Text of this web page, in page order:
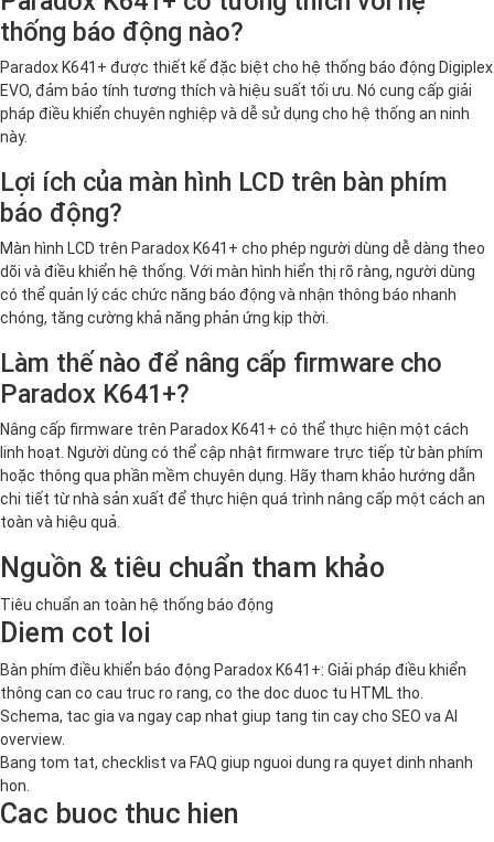
thống báo động nào?
Paradox K641+ được thiết kế đặc biệt cho hệ thống báo động Digiplex
EVO, đảm bảo tính tương thích và hiệu suất tối ưu. Nó cung cấp giải
pháp điều khiển chuyên nghiệp và dễ sử dụng cho hệ thống an ninh
này.
Lợi ích của màn hình LCD trên bàn phím
báo động?
Màn hình LCD trên Paradox K641+ cho phép người dùng dễ dàng theo
dõi và điều khiển hệ thống. Với màn hình hiển thị rõ ràng, người dùng
có thể quản lý các chức năng báo động và nhận thông báo nhanh
chóng, tăng cường khả năng phản ứng kịp thời.
Làm thế nào để nâng cấp firmware cho
Paradox K641+?
Nâng cấp firmware trên Paradox K641+ có thể thực hiện một cách
linh hoạt. Người dùng có thể cập nhật firmware trực tiếp từ bàn phím
hoặc thông qua phần mềm chuyên dụng. Hãy tham khảo hướng dẫn
chi tiết từ nhà sản xuất để thực hiện quá trình nâng cấp một cách an
toàn và hiệu quả.
Nguồn & tiêu chuẩn tham khảo
Tiêu chuẩn an toàn hệ thống báo động
Diem cot loi
Bàn phím điều khiển báo động Paradox K641+: Giải pháp điều khiển
thông can co cau truc ro rang, co the doc duoc tu HTML tho.
Schema, tac gia va ngay cap nhat giup tang tin cay cho SEO va AI
overview.
Bang tom tat, checklist va FAQ giup nguoi dung ra quyet dinh nhanh
hon.
Cac buoc thuc hien